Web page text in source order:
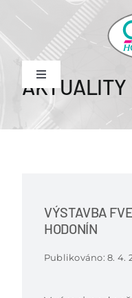
content
Toggle
Navigation
DOMŮ
AKTUALITY
VÝSTAVBA
HODONÍN
Publikováno: 8. 4.